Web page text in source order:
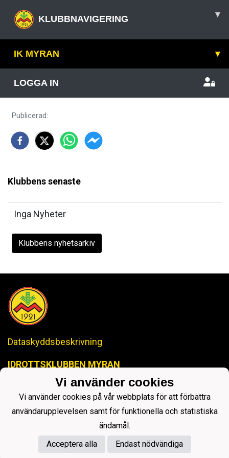
KLUBBNAVIGERING ▾
IK MYRAN ▾
LOGGA IN
Publicerad:
Klubbens senaste
Inga Nyheter
Klubbens nyhetsarkiv
Dataskyddsbeskrivning
IDROTTSKLUBBEN MYRAN
ikmyranjopox@gmail.com
Powered by
Vi använder cookies
Vi använder cookies på vår webbplats för att förbättra
användarupplevelsen samt för funktionella och statistiska
ändamål.
Acceptera alla
Endast nödvändiga